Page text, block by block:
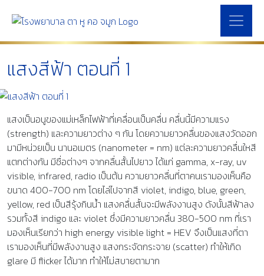
แสงสีฟ้า ตอนที่ 1
แสงเป็นอนูของแม่เหล็กไฟฟ้าที่เคลื่อนเป็นคลื่น คลื่นนี้มีความแรง
(strength) และความยาวต่าง ๆ กัน โดยความยาวคลื่นของแสงวัดออก
มามีหน่วยเป็น นานอเมตร (nanometer = nm) แต่ละความยาวคลื่นใหสี
แตกต่างกัน มีชื่อต่างๆ จากคลื่นสั้นไปยาว ได้แก่ gamma, x-ray, uv
visible, infrared, radio เป็นต้น ความยาวคลื่นที่ตาคนเรามองเห็นคือ
ขนาด 400-700 nm โดยไล่ไปจากสี violet, indigo, blue, green,
yellow, red เป็นสีรุ้งกินน้ำ แสงคลื่นสั้นจะมีพลังงานสูง ดังนั้นสีฟ้าลง
รวมทั้งสี indigo และ violet ซึ่งมีความยาวคลื่น 380-500 nm ที่เรา
มองเห็นเรียกว่า high energy visible light = HEV จึงเป็นแสงที่ตา
เรามองเห็นที่มีพลังงานสูง แสงกระจัดกระจาย (scatter) ทำให้เกิด
glare มี flicker ได้มาก ทำให้ไม่สบายตามาก